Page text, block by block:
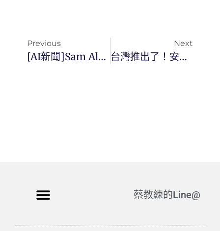
Previous
[AI新聞]Sam Altman帶領的Worldcoin計劃已經正式推出
Next
台灣推出了！安卓版 ChatGPT 官方手機應用程式已全面開放供人下載
蔡教練的Line@